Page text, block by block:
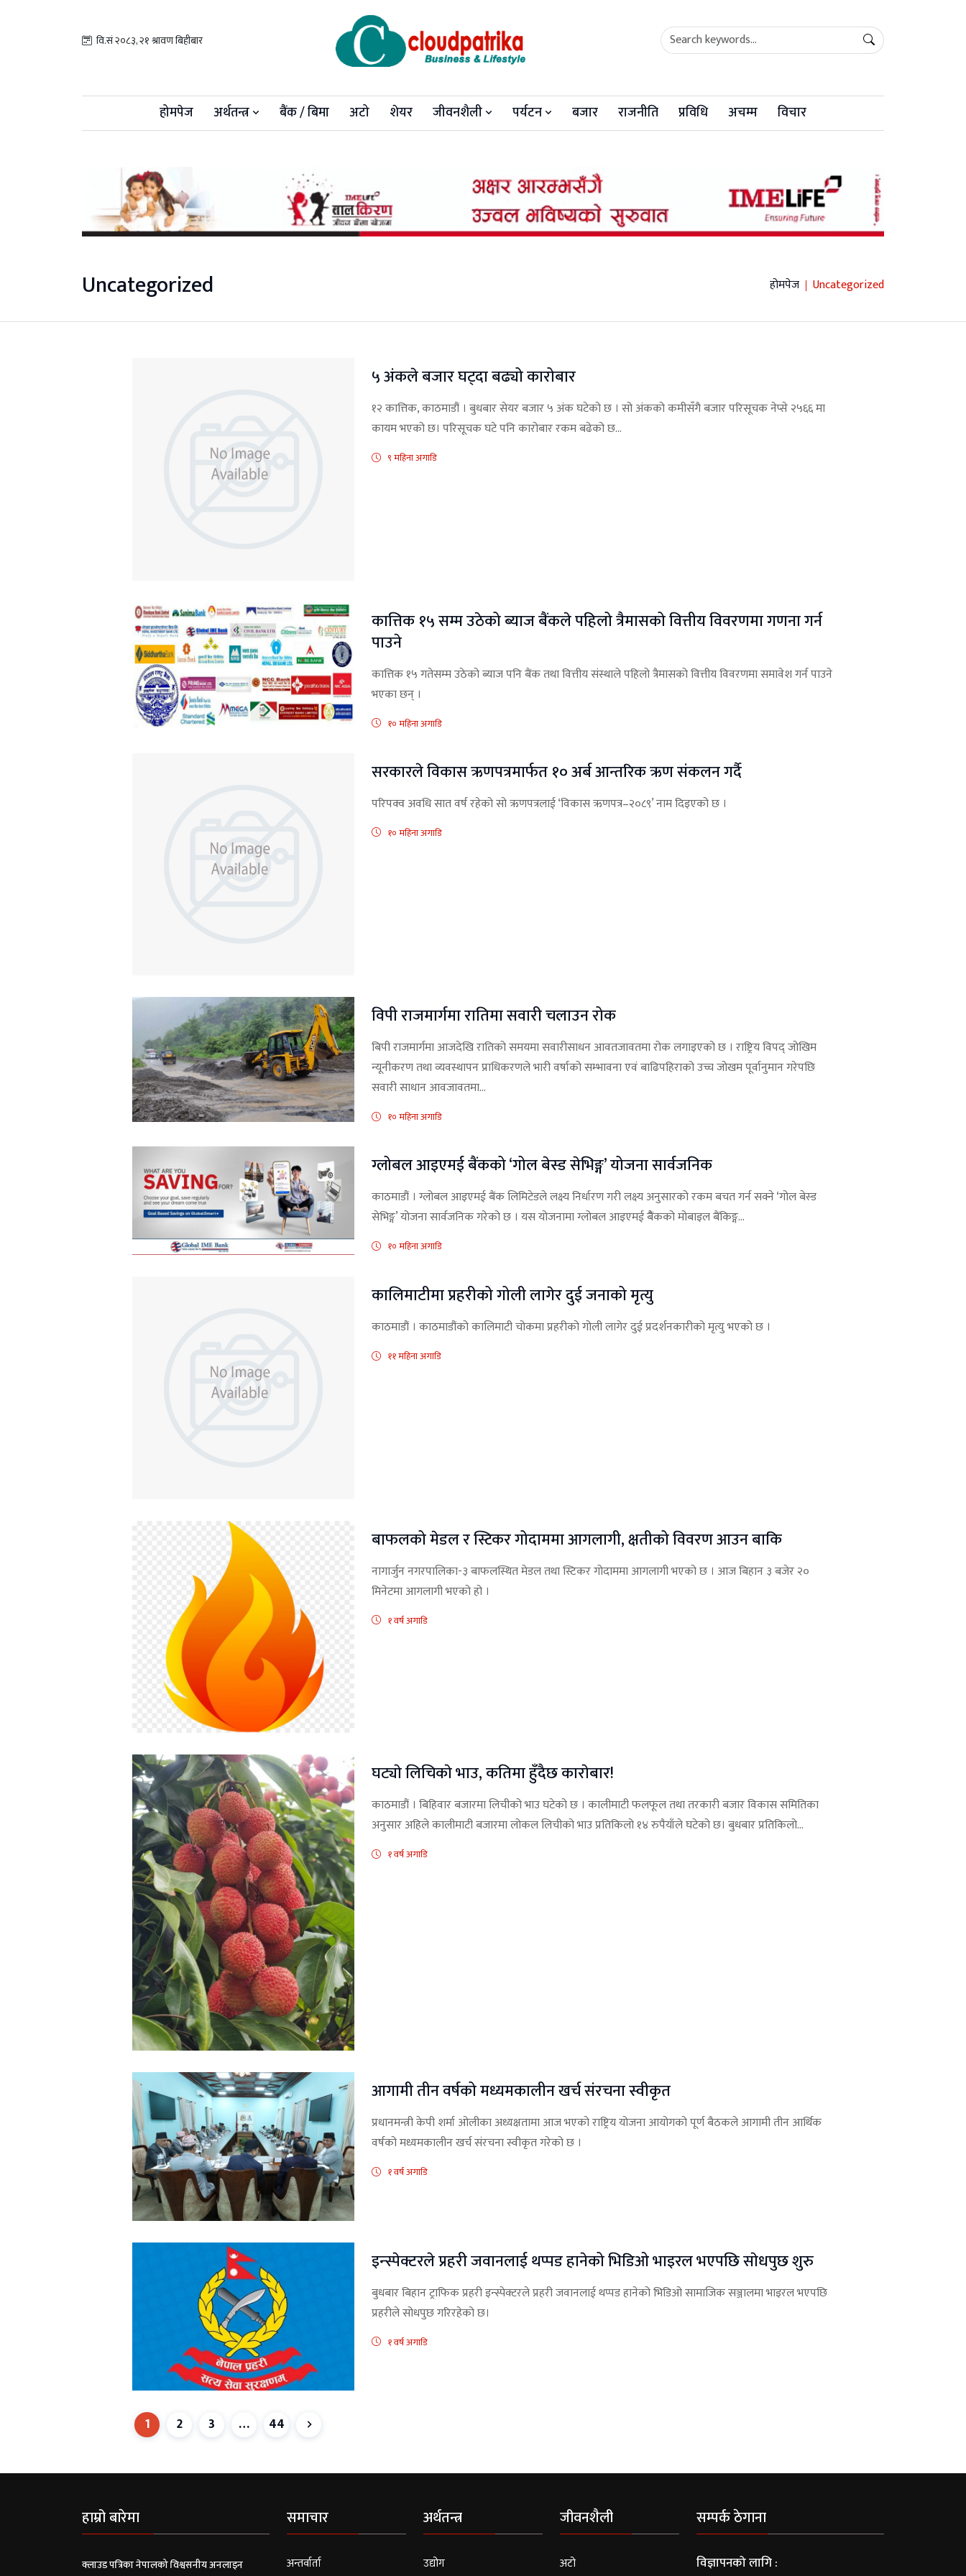
वि.सं २०८३, २१ श्रावण बिहीबार
होमपेज अर्थतन्त्र बैंक / बिमा अटो शेयर जीवनशैली पर्यटन बजार राजनीति प्रविधि अचम्म विचार
Uncategorized होमपेज Uncategorized
५ अंकले बजार घट्दा बढ्यो कारोबार
१२ कात्तिक, काठमाडौं । बुधबार सेयर बजार ५ अंक घटेको छ । सो अंकको कमीसँगै बजार परिसूचक नेप्से २५६६ मा
कायम भएको छ। परिसूचक घटे पनि कारोबार रकम बढेको छ...
९ महिना अगाडि
कात्तिक १५ सम्म उठेको ब्याज बैंकले पहिलो त्रैमासको वित्तीय विवरणमा गणना गर्न
पाउने
कात्तिक १५ गतेसम्म उठेको ब्याज पनि बैंक तथा वित्तीय संस्थाले पहिलो त्रैमासको वित्तीय विवरणमा समावेश गर्न पाउने
भएका छन् ।
१० महिना अगाडि
सरकारले विकास ऋणपत्रमार्फत १० अर्ब आन्तरिक ऋण संकलन गर्दै
परिपक्व अवधि सात वर्ष रहेको सो ऋणपत्रलाई ‘विकास ऋणपत्र–२०८९’ नाम दिइएको छ ।
१० महिना अगाडि
विपी राजमार्गमा रातिमा सवारी चलाउन रोक
बिपी राजमार्गमा आजदेखि रातिको समयमा सवारीसाधन आवतजावतमा रोक लगाइएको छ । राष्ट्रिय विपद् जोखिम
न्यूनीकरण तथा व्यवस्थापन प्राधिकरणले भारी वर्षाको सम्भावना एवं बाढिपहिराको उच्च जोखम पूर्वानुमान गरेपछि
सवारी साधान आवजावतमा...
१० महिना अगाडि
ग्लोबल आइएमई बैंकको ‘गोल बेस्ड सेभिङ्ग’ योजना सार्वजनिक
काठमाडौं । ग्लोबल आइएमई बैंक लिमिटेडले लक्ष्य निर्धारण गरी लक्ष्य अनुसारको रकम बचत गर्न सक्ने ‘गोल बेस्ड
सेभिङ्ग’ योजना सार्वजनिक गरेको छ । यस योजनामा ग्लोबल आइएमई बैैंकको मोबाइल बैंकिङ्ग...
१० महिना अगाडि
कालिमाटीमा प्रहरीको गोली लागेर दुई जनाको मृत्यु
काठमाडौं । काठमाडौंको कालिमाटी चोकमा प्रहरीको गोली लागेर दुई प्रदर्शनकारीको मृत्यु भएको छ ।
११ महिना अगाडि
बाफलको मेडल र स्टिकर गोदाममा आगलागी, क्षतीको विवरण आउन बाकि
नागार्जुन नगरपालिका-३ बाफलस्थित मेडल तथा स्टिकर गोदाममा आगलागी भएको छ । आज बिहान ३ बजेर २०
मिनेटमा आगलागी भएको हो ।
१ वर्ष अगाडि
घट्याे लिचिकाे भाउ, कतिमा हुँदैछ काराेबार!
काठमाडौं । बिहिवार बजारमा लिचीको भाउ घटेको छ । कालीमाटी फलफूल तथा तरकारी बजार विकास समितिका
अनुसार अहिले कालीमाटी बजारमा लोकल लिचीको भाउ प्रतिकिलो १४ रुपैयाँले घटेको छ। बुधबार प्रतिकिलो...
१ वर्ष अगाडि
आगामी तीन वर्षको मध्यमकालीन खर्च संरचना स्वीकृत
प्रधानमन्त्री केपी शर्मा ओलीका अध्यक्षतामा आज भएको राष्ट्रिय योजना आयोगको पूर्ण बैठकले आगामी तीन आर्थिक
वर्षको मध्यमकालीन खर्च संरचना स्वीकृत गरेको छ ।
१ वर्ष अगाडि
इन्स्पेक्टरले प्रहरी जवानलाई थप्पड हानेको भिडिओ भाइरल भएपछि साेधपुछ शुरु
बुधबार बिहान ट्राफिक प्रहरी इन्स्पेक्टरले प्रहरी जवानलाई थप्पड हानेको भिडिओ सामाजिक सञ्जालमा भाइरल भएपछि
प्रहरीले सोधपुछ गरिरहेको छ।
१ वर्ष अगाडि
1 2 3 … 44
हाम्रो बारेमा
क्लाउड पत्रिका नेपालको विश्वसनीय अनलाइन
समाचार
अन्तर्वार्ता
अर्थतन्त्र
उद्योग
जीवनशैली
अटो
सम्पर्क ठेगाना
विज्ञापनको लागि :